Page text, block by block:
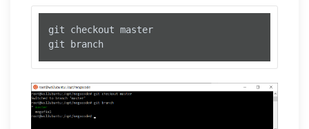
git checkout master
git branch